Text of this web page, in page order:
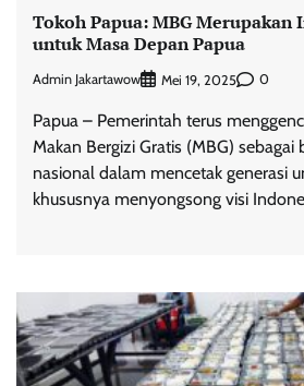
Tokoh Papua: MBG Merupakan
untuk Masa Depan Papua
Admin Jakartawow Mei 19, 2025 0
Papua – Pemerintah terus
Makan Bergizi Gratis (MBG) sebagai
nasional dalam mencetak generasi
khususnya menyongsong visi